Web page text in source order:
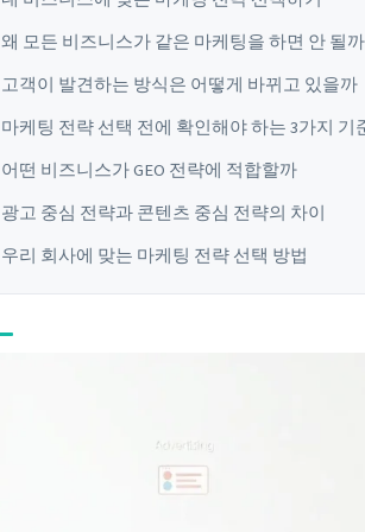
왜 모든 비즈니스가 같은 마케팅을 하면 안 될까
고객이 발견하는 방식은 어떻게 바뀌고 있을까
마케팅 전략 선택 전에 확인해야 하는 3가지 기
어떤 비즈니스가 GEO 전략에 적합할까
광고 중심 전략과 콘텐츠 중심 전략의 차이
우리 회사에 맞는 마케팅 전략 선택 방법